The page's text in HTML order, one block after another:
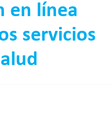
en línea
servicios